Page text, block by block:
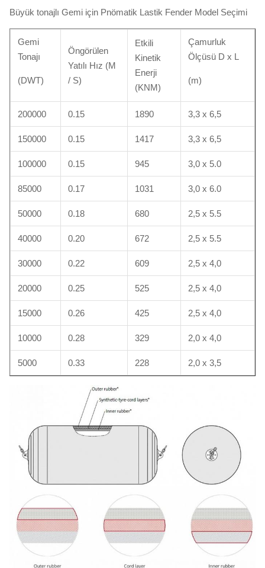
Büyük tonajlı Gemi için Pnömatik Lastik Fender Model Seçimi
Gemi
Tonajı
(DWT)
Öngörülen
Yatılı Hız (M
/ S)
Etkili
Kinetik
Enerji
(KNM)
Çamurluk
Ölçüsü D x L
(m)
200000 0.15 1890 3,3 x 6,5
150000 0.15 1417 3,3 x 6,5
100000 0.15 945 3,0 x 5.0
85000 0.17 1031 3,0 x 6.0
50000 0.18 680 2,5 x 5.5
40000 0.20 672 2,5 x 5.5
30000 0.22 609 2,5 x 4,0
20000 0.25 525 2,5 x 4,0
15000 0.26 425 2,5 x 4,0
10000 0.28 329 2,0 x 4,0
5000 0.33 228 2,0 x 3,5